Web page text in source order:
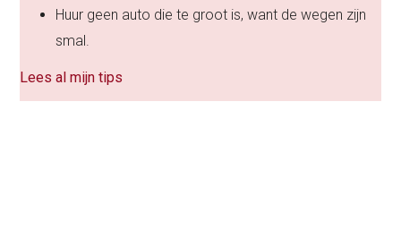
Huur geen auto die te groot is, want de wegen zijn
smal.
Lees al mijn tips